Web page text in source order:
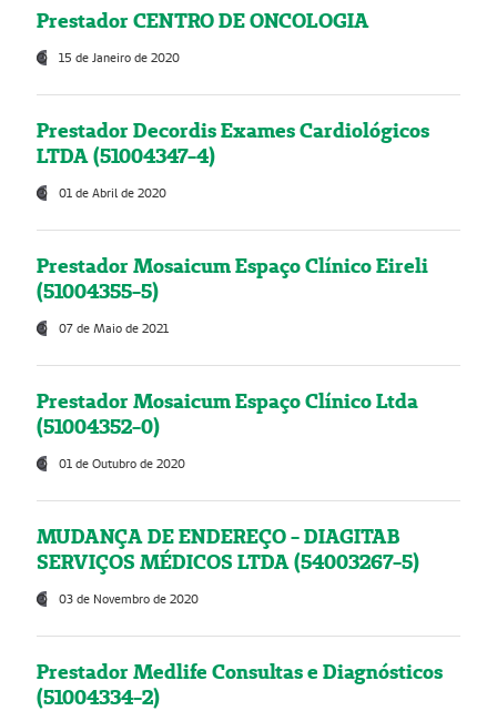
Prestador CENTRO DE ONCOLOGIA
15 de Janeiro de 2020
Prestador Decordis Exames Cardiológicos
LTDA (51004347-4)
01 de Abril de 2020
Prestador Mosaicum Espaço Clínico Eireli
(51004355-5)
07 de Maio de 2021
Prestador Mosaicum Espaço Clínico Ltda
(51004352-0)
01 de Outubro de 2020
MUDANÇA DE ENDEREÇO - DIAGITAB
SERVIÇOS MÉDICOS LTDA (54003267-5)
03 de Novembro de 2020
Prestador Medlife Consultas e Diagnósticos
(51004334-2)